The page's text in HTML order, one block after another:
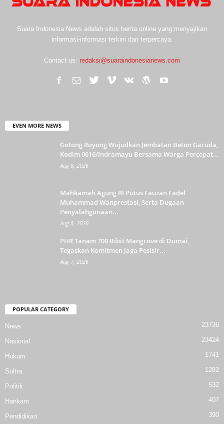
Suara Indonesia News adalah situs berita online yang menyajikan
informasi-informasi terkini dan terpercaya.
Contact us: redaksi@suaraindonesianews.com
EVEN MORE NEWS
Gotong Royong Wujudkan Jembatan Beton Garuda,
Kodim 0616/Indramayu Bersama Warga Percepat...
Aug 8, 2026
Mahkamah Agung RI Putus Fauzan Fadel
Muhammad Wanprestasi, Serta Dugaan
Penyalahgunaan...
Aug 8, 2026
PHR Tanam 700 Bibit Mangrove di Dumai,
Tegaskan Komitmen Jaga Pesisir...
Aug 7, 2026
POPULAR CATEGORY
News 23736
Nasional 23424
Hukum 1741
Sultra 1282
Politik 532
Hankam 407
Pendidikan 390